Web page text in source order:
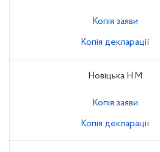
Копія заяви
Копія декларації
Новіцька Н.М.
Копія заяви
Копія декларації